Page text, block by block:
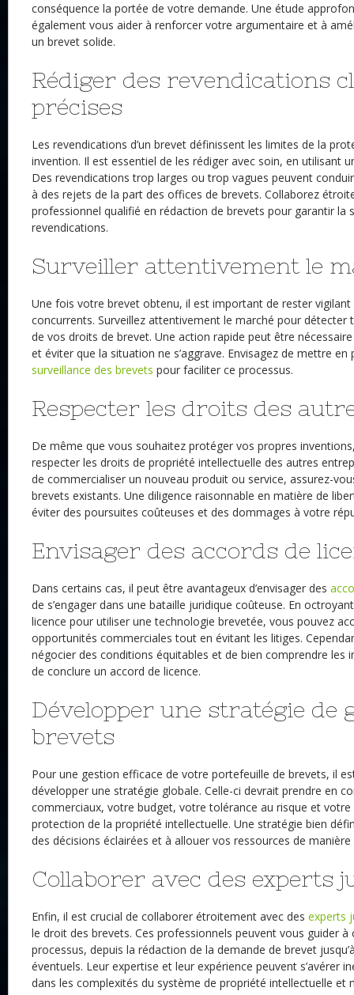
conséquence la portée de votre demande. Une étude
également vous aider à renforcer votre argumentaire et à
un brevet solide.
Rédiger des revendications
précises
Les revendications d’un brevet définissent les limites de la
invention. Il est essentiel de les rédiger avec soin, en utilisant
Des revendications trop larges ou trop vagues peuvent
à des rejets de la part des offices de brevets. Collaborez
professionnel qualifié en rédaction de brevets pour garantir la
revendications.
Surveiller attentivement le
Une fois votre brevet obtenu, il est important de rester
concurrents. Surveillez attentivement le marché pour
de vos droits de brevet. Une action rapide peut être
et éviter que la situation ne s’aggrave. Envisagez de mettre en
surveillance des brevets pour faciliter ce processus.
Respecter les droits des
De même que vous souhaitez protéger vos propres
respecter les droits de propriété intellectuelle des autres
de commercialiser un nouveau produit ou service, assurez-
brevets existants. Une diligence raisonnable en matière de
éviter des poursuites coûteuses et des dommages à votre
Envisager des accords de
Dans certains cas, il peut être avantageux d’envisager des
de s’engager dans une bataille juridique coûteuse. En
licence pour utiliser une technologie brevetée, vous pouvez
opportunités commerciales tout en évitant les litiges.
négocier des conditions équitables et de bien comprendre les
de conclure un accord de licence.
Développer une stratégie de
brevets
Pour une gestion efficace de votre portefeuille de brevets, il
développer une stratégie globale. Celle-ci devrait prendre en
commerciaux, votre budget, votre tolérance au risque et
protection de la propriété intellectuelle. Une stratégie bien
des décisions éclairées et à allouer vos ressources de
Collaborer avec des experts
Enfin, il est crucial de collaborer étroitement avec des experts
le droit des brevets. Ces professionnels peuvent vous guider à
processus, depuis la rédaction de la demande de brevet
éventuels. Leur expertise et leur expérience peuvent s’avérer
dans les complexités du système de propriété intellectuelle et